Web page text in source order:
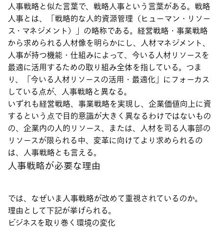
人事戦略と似た言葉で、戦略人事という言葉がある。戦略
人事とは、「戦略的な人的資源管理（ヒューマン・リソー
ス・マネジメント）」の略称である。経営戦略・事業戦略
から求められる人材像を明らかにし、人材マネジメント、
人事が持つ機能・仕組みによって、今いる人材リソースを
最適に活用するための取り組み全体を指している。つま
り、「今いる人材リソースの活用・最適化」にフォーカス
している点が、人事戦略と異なる。
いずれも経営戦略、事業戦略を実現し、企業価値向上に資
するという点で目的意識が大きく異なるわけではないもの
の、企業内の人的リソース、または、人材を司る人事部の
リソースが限られる中、変革に向けてより求められるの
は、人事戦略とも言える。
人事戦略が必要な理由
では、なぜいま人事戦略が改めて重視されているのか。
理由として下記が挙げられる。
ビジネスを取り巻く環境の変化